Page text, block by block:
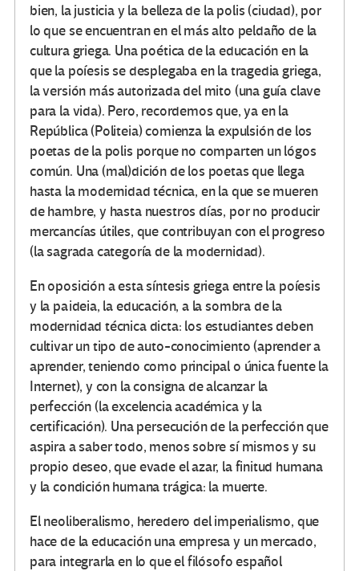
bien, la justicia y la belleza de la polis (ciudad), por
lo que se encuentran en el más alto peldaño de la
cultura griega. Una poética de la educación en la
que la poíesis se desplegaba en la tragedia griega,
la versión más autorizada del mito (una guía clave
para la vida). Pero, recordemos que, ya en la
República (Politeia) comienza la expulsión de los
poetas de la polis porque no comparten un lógos
común. Una (mal)dición de los poetas que llega
hasta la modernidad técnica, en la que se mueren
de hambre, y hasta nuestros días, por no producir
mercancías útiles, que contribuyan con el progreso
(la sagrada categoría de la modernidad).
En oposición a esta síntesis griega entre la poíesis
y la paideia, la educación, a la sombra de la
modernidad técnica dicta: los estudiantes deben
cultivar un tipo de auto-conocimiento (aprender a
aprender, teniendo como principal o única fuente la
Internet), y con la consigna de alcanzar la
perfección (la excelencia académica y la
certificación). Una persecución de la perfección que
aspira a saber todo, menos sobre sí mismos y su
propio deseo, que evade el azar, la finitud humana
y la condición humana trágica: la muerte.
El neoliberalismo, heredero del imperialismo, que
hace de la educación una empresa y un mercado,
para integrarla en lo que el filósofo español